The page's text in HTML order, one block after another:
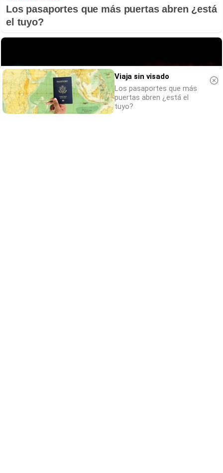
Los pasaportes que más puertas abren ¿está
el tuyo?
Viaja sin visado
Los pasaportes que más
puertas abren ¿está el
tuyo?